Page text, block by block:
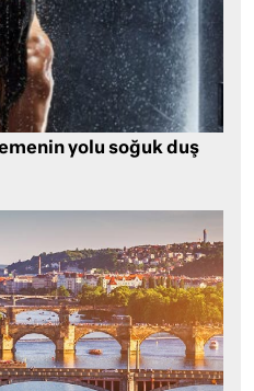
yolu soğuk duş